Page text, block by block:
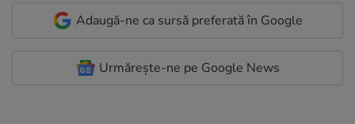
Adaugă-ne ca sursă preferată în Google
Urmărește-ne pe Google News